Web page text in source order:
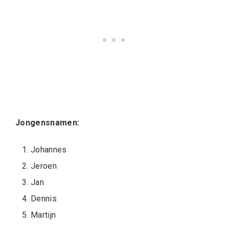
Jongensnamen:
Johannes
Jeroen
Jan
Dennis
Martijn